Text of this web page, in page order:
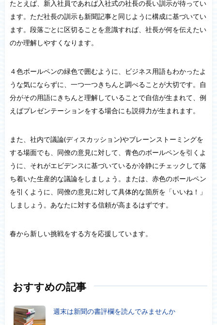
たとえば、新入社員であれば入社式の社長の長い訓示が待ってい
ます。ただ社長の訓示も新聞記事と同じように構成に基づいてい
ます。段落ごとに区切ることを意識すれば、社長が何を伝えたい
のか理解しやすくなります。
４色ボールペンの緑色で囲むように、ビジネス用語もわかったよ
うな気にならずに、一つ一つきちんと調べることが大切です。自
分がその用語にきちんと理解していることで自信が生まれて、例
えばプレゼンテーションをする場合にも説得力が生まれます。
また、社内で議論(ディスカッション)やブレーンストーミングを
する場面でも、同僚の意見に対して、青色のボールペンを引くよ
うに、それがエビデンスに基づいているか冷静にチェックして落
ち着いた生産的な議論をしましょう。または、赤色のボールペン
を引くように、同僚の意見に対して具体的な箇所を「いいね！」
しましょう。あなたに対する信頼が高まるはずです。
春から新しい挑戦をする方を応援しています。
おすすめの記事
週末は新聞の書評欄を読んでみませんか